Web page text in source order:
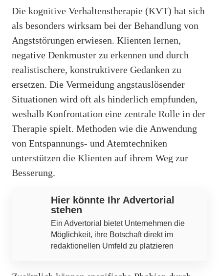
Die kognitive Verhaltenstherapie (KVT) hat sich
als besonders wirksam bei der Behandlung von
Angststörungen erwiesen. Klienten lernen,
negative Denkmuster zu erkennen und durch
realistischere, konstruktivere Gedanken zu
ersetzen. Die Vermeidung angstauslösender
Situationen wird oft als hinderlich empfunden,
weshalb Konfrontation eine zentrale Rolle in der
Therapie spielt. Methoden wie die Anwendung
von Entspannungs- und Atemtechniken
unterstützen die Klienten auf ihrem Weg zur
Besserung.
Hier könnte Ihr Advertorial
stehen
Ein Advertorial bietet Unternehmen die
Möglichkeit, ihre Botschaft direkt im
redaktionellen Umfeld zu platzieren